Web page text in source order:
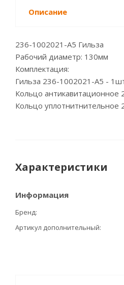
Описание
236-1002021-А5 Гильза
Рабочий диаметр: 130мм
Комплектация:
Гильза 236-1002021-А5 -
Кольцо
Кольцо
Характеристики
Информация
Бренд
Артикул дополнительный